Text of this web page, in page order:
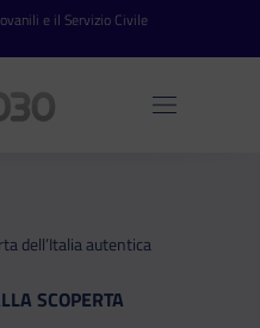
e il Servizio Civile
Apri
dell’Italia autentica
SCOPERTA